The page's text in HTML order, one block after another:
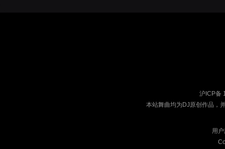
沪ICP备
本站舞曲均为DJ原创作品，
用